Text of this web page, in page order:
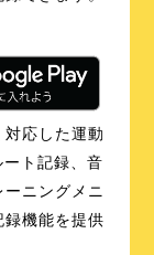
応した運動
ト記録、音
ニングメニ
録機能を提供